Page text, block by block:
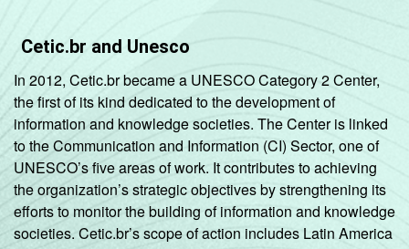
Cetic.br and Unesco
In 2012, Cetic.br became a UNESCO Category 2 Center,
the first of its kind dedicated to the development of
information and knowledge societies. The Center is linked
to the Communication and Information (CI) Sector, one of
UNESCO’s five areas of work. It contributes to achieving
the organization’s strategic objectives by strengthening its
efforts to monitor the building of information and knowledge
societies. Cetic.br’s scope of action includes Latin America